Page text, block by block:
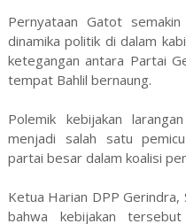
Pernyataan Gatot
dinamika politik di dalam
ketegangan antara Partai
tempat Bahlil bernaung.
Polemik kebijakan
menjadi salah satu
partai besar dalam koalisi
Ketua Harian DPP Gerindra,
bahwa kebijakan